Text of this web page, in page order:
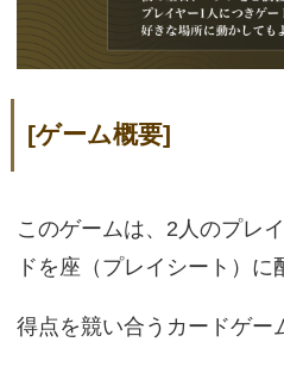
[ゲーム概要]
このゲームは、2人のプレ
ドを座（プレイシート）に
得点を競い合うカードゲー